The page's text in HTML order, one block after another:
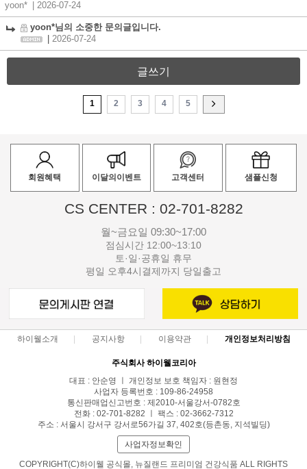
yoon*
| 2026-07-24
yoon*님의 소중한 문의글입니다.
2026-07-24
글쓰기
1 2 3 4 5
회원혜택 이달의이벤트 고객센터 샘플신청
CS CENTER : 02-701-8282
월~금요일 09:30~17:00
점심시간 12:00~13:10
토·일·공휴일 휴무
평일 오후4시결제까지 당일출고
하이웰소개 공지사항 이용약관 개인정보처리방침
주식회사 하이웰코리아
대표 : 안순영 ㅣ 개인정보 보호 책임자 : 원현정
사업자 등록번호 : 109-86-24958
통신판매업신고번호 : 제2010-서울강서-0782호
전화 : 02-701-8282 ㅣ 팩스 : 02-3662-7312
주소 : 서울시 강서구 강서로56가길 37, 402호(등촌동, 지석빌딩)
사업자정보확인
COPYRIGHT(C)하이웰 공식몰, 뉴질랜드 프리미엄 건강식품 ALL RIGHTS